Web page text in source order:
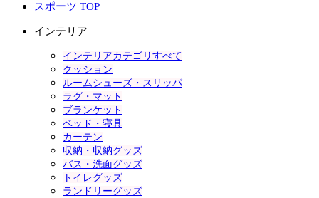
スポーツ TOP
インテリア
インテリアカテゴリすべて
クッション
ルームシューズ・スリッパ
ラグ・マット
ブランケット
ベッド・寝具
カーテン
収納・収納グッズ
バス・洗面グッズ
トイレグッズ
ランドリーグッズ